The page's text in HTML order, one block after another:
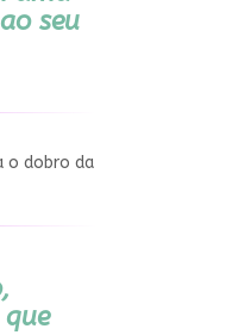
seu
o dobro da